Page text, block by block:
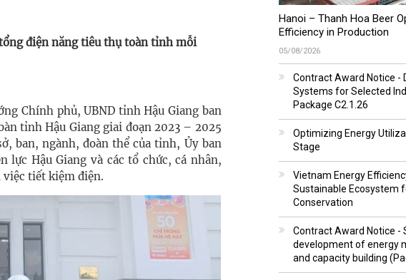
điện năng tiêu thụ toàn tỉnh mỗi
Chính phủ, UBND tỉnh Hậu Giang ban
tỉnh Hậu Giang giai đoạn 2023 – 2025
ban, ngành, đoàn thể của tỉnh, Ủy ban
Hậu Giang và các tổ chức, cá nhân,
tiết kiệm điện.
Hanoi – Thanh Hoa Beer
Efficiency in Production
05/08/2026
Contract Award Notice -
Systems for Selected
Package C2.1.26
Optimizing Energy
Stage
Vietnam Energy
Sustainable Ecosystem
Conservation
Contract Award Notice -
development of energy
and capacity building